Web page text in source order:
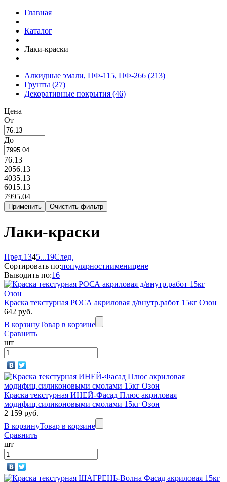
Главная
Каталог
Лаки-краски
Алкидные эмали, ПФ-115, ПФ-266 (213)
Грунты (27)
Декоративные покрытия (46)
Цена
От
До
76.13
2056.13
4035.13
6015.13
7995.04
Лаки-краски
Пред.1345...19След.
Сортировать по:популярностиименицене
Выводить по:16
Краска текстурная РОСА акриловая д/внутр.работ 15кг Озон
642 руб.
В корзинуТовар в корзине
Сравнить
шт
Краска текстурная ИНЕЙ-Фасад Плюс акриловая
модифиц.силиконовыми смолами 15кг Озон
2 159 руб.
В корзинуТовар в корзине
Сравнить
шт